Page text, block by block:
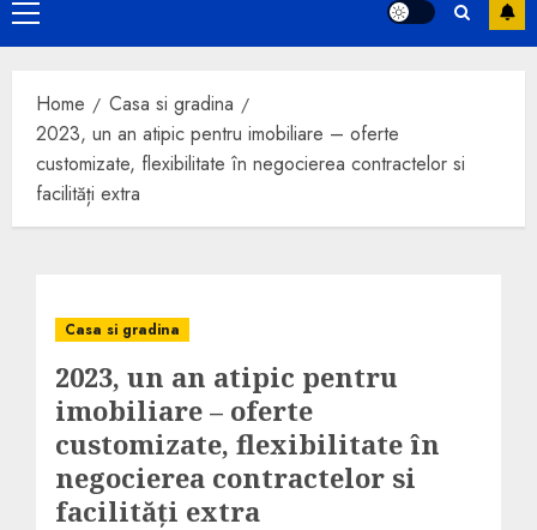
Primary
Menu
Home
Casa si gradina
2023, un an atipic pentru imobiliare – oferte
customizate, flexibilitate în negocierea contractelor si
facilități extra
Casa si gradina
2023, un an atipic pentru
imobiliare – oferte
customizate, flexibilitate în
negocierea contractelor si
facilități extra